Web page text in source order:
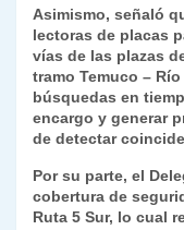
Asimismo, señaló
lectoras de placas
vías de las plazas
tramo Temuco –
búsquedas en
encargo y generar
de detectar
Por su parte, el
cobertura de
Ruta 5 Sur, lo cual